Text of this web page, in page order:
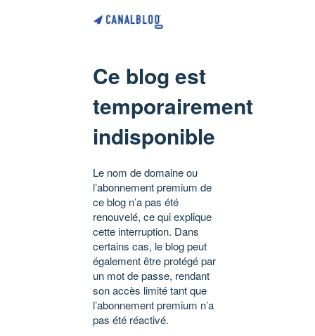
Ce blog est
temporairement
indisponible
Le nom de domaine ou
l’abonnement premium de
ce blog n’a pas été
renouvelé, ce qui explique
cette interruption. Dans
certains cas, le blog peut
également être protégé par
un mot de passe, rendant
son accès limité tant que
l’abonnement premium n’a
pas été réactivé.